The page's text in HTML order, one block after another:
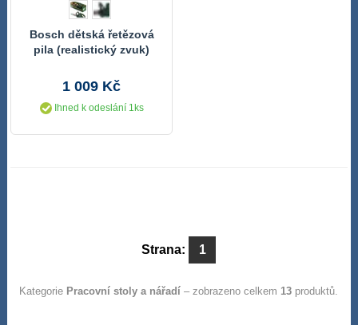
Bosch dětská řetězová
pila (realistický zvuk)
1 009 Kč
Ihned k odeslání 1ks
Strana: 1
Kategorie Pracovní stoly a nářadí – zobrazeno celkem 13 produktů.